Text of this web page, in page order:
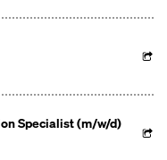
Specialist (m/w/d)